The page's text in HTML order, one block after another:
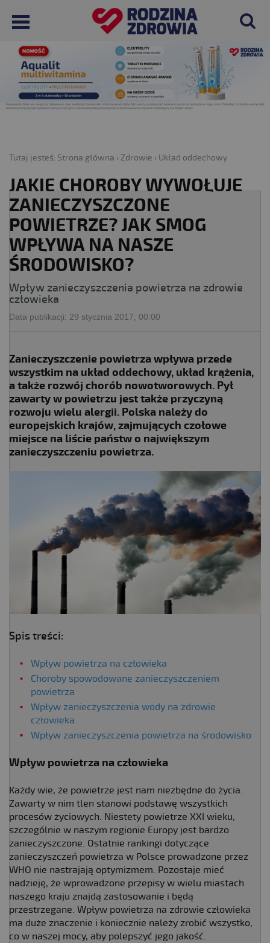
Tutaj jesteś: Strona główna › Zdrowie › Układ oddechowy
JAKIE CHOROBY WYWOŁUJE
ZANIECZYSZCZONE
POWIETRZE? JAK SMOG
WPŁYWA NA NASZE
ŚRODOWISKO?
Wpływ zanieczyszczenia powietrza na zdrowie
człowieka
Data publikacji: 29 stycznia 2017, 00:00
Zanieczyszczenie powietrza wpływa przede
wszystkim na układ oddechowy, układ krążenia,
a także rozwój chorób nowotworowych. Pył
zawarty w powietrzu jest także przyczyną
rozwoju wielu alergii. Polska należy do
europejskich krajów, zajmujących czołowe
miejsce na liście państw o największym
zanieczyszczeniu powietrza.
Spis treści:
Wpływ powietrza na człowieka
Choroby spowodowane zanieczyszczeniem
powietrza
Wpływ zanieczyszczenia wody na zdrowie
człowieka
Wpływ zanieczyszczenia powietrza na środowisko
Wpływ powietrza na człowieka
Każdy wie, że powietrze jest nam niezbędne do życia.
Zawarty w nim tlen stanowi podstawę wszystkich
procesów życiowych. Niestety powietrze XXI wieku,
szczególnie w naszym regionie Europy jest bardzo
zanieczyszczone. Ostatnie rankingi dotyczące
zanieczyszczeń powietrza w Polsce prowadzone przez
WHO nie nastrajają optymizmem. Pozostaje mieć
nadzieję, że wprowadzone przepisy w wielu miastach
naszego kraju znajdą zastosowanie i będą
przestrzegane. Wpływ powietrza na zdrowie człowieka
ma duże znaczenie i koniecznie należy zrobić wszystko,
co w naszej mocy, aby polepszyć jego jakość.